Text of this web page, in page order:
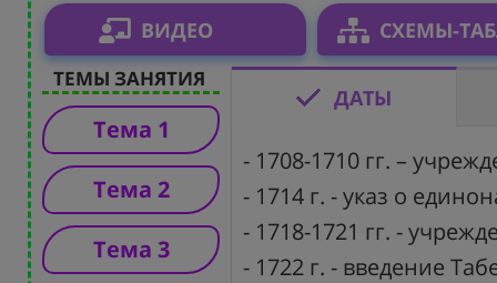
ВИДЕО СХЕМЫ-
ТЕМЫ ЗАНЯТИЯ
Тема 1
Тема 2
Тема 3
ДАТЫ
- 1708-1710 гг. –
- 1714 г. - указ о
- 1718-1721 гг. -
- 1722 г. - введение